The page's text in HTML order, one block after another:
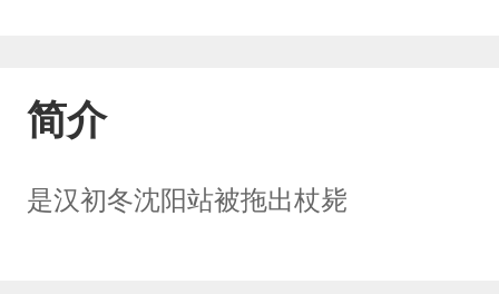
简介
是汉初冬沈阳站被拖出杖毙